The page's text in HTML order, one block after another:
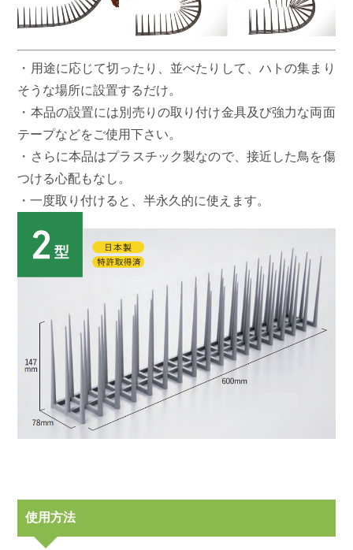
・用途に応じて切ったり、並べたりして、ハトの集まり
そうな場所に設置するだけ。
・本品の設置には別売りの取り付け金具及び強力な両面
テープなどをご使用下さい。
・さらに本品はプラスチック製なので、接近した鳥を傷
つける心配もなし。
・一度取り付けると、半永久的に使えます。
使用方法